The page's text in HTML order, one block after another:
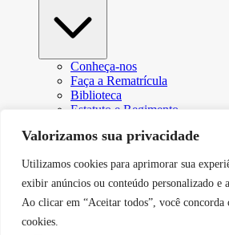
Valorizamos sua privacidade
Utilizamos cookies para aprimorar sua
exibir anúncios ou conteúdo personalizado e
Ao clicar em “Aceitar todos”, você concorda
cookies.
Conheça-nos
Faça a Rematrícula
Biblioteca
Estatuto e Regimento
Resoluções e Portarias
Egressos
CPA – Comissão Própria de
Núcleo de Prática Jurídica
Revistas